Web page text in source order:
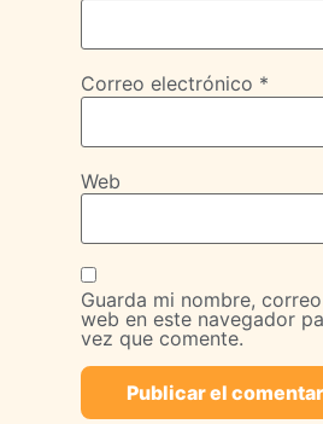
Correo electrónico *
Web
Guarda mi nombre,
web en este navegador
vez que comente.